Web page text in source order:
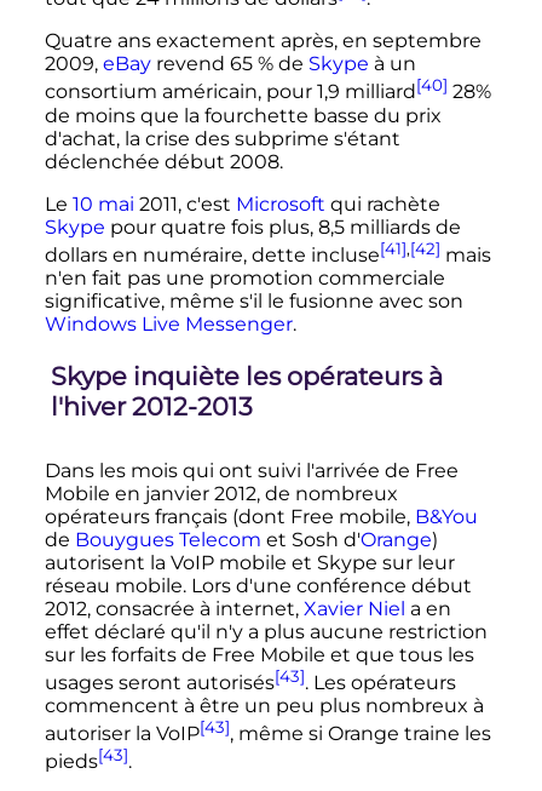
Quatre ans exactement après, en septembre
2009, eBayrevend 65 % de Skype à un
consortium américain, pour 1,9 milliard[40] 28%
de moins que la fourchette basse du prix
d'achat, la crise des subprime s'étant
déclenchée début 2008.
Le 10 mai 2011, c'est Microsoft qui rachète
Skype pour quatre fois plus, 8,5 milliardsde
dollars en numéraire, dette incluse[41],[42] mais
n'en fait pas une promotion commerciale
significative, même s'il le fusionne avec son
Windows Live Messenger.
Skype inquiète les opérateurs à
l'hiver 2012-2013
Dans les mois qui ont suivi l'arrivée de Free
Mobile en janvier 2012, de nombreux
opérateurs français (dont Free mobile, B&You
de Bouygues Telecom et Sosh d'Orange)
autorisent la VoIP mobile et Skype sur leur
réseau mobile. Lors d'une conférence début
2012, consacrée à internet, Xavier Niel a en
effet déclaré qu'il n'y a plus aucune restriction
sur les forfaits de Free Mobile et que tous les
usages seront autorisés[43]. Les opérateurs
commencent à être un peu plus nombreux à
autoriser la VoIP[43], même si Orange traine les
pieds[43].